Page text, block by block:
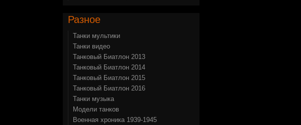
Разное
Танки мультики
Танки видео
Танковый Биатлон 2013
Танковый Биатлон 2014
Танковый Биатлон 2015
Танковый Биатлон 2016
Танки музыка
Модели танков
Военная хроника 1939-1945